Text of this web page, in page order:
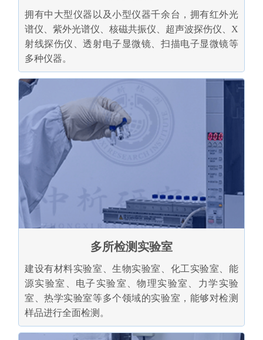
拥有中大型仪器以及小型仪器千余台，拥有红外光
谱仪、紫外光谱仪、核磁共振仪、超声波探伤仪、X
射线探伤仪、透射电子显微镜、扫描电子显微镜等
多种仪器。
多所检测实验室
建设有材料实验室、生物实验室、化工实验室、能
源实验室、电子实验室、物理实验室、力学实验
室、热学实验室等多个领域的实验室，能够对检测
样品进行全面检测。